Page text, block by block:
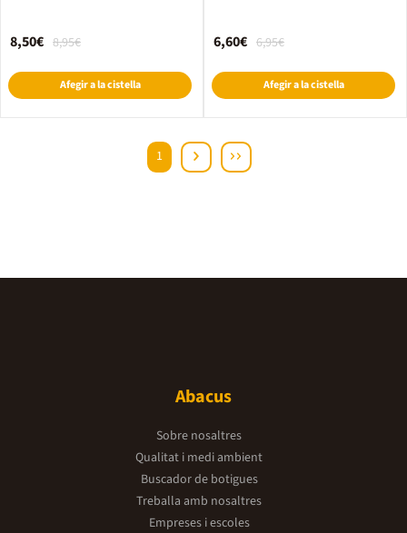
8,95€
8,50€
Afegir a la cistella
6,95€
6,60€
Afegir a la cistella
1
Abacus
Sobre nosaltres
Qualitat i medi ambient
Buscador de botigues
Treballa amb nosaltres
Empreses i escoles